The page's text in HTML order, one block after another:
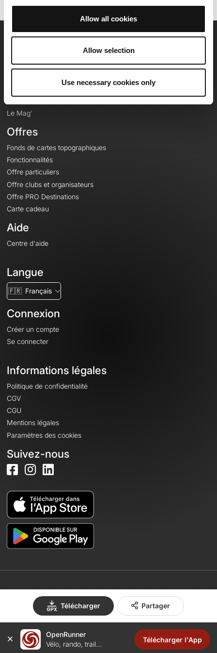
Allow all cookies
Allow selection
Use necessary cookies only
Télécharger Partager
Equipe
Le Mag'
Offres
Fonds de cartes topographiques
Fonctionnalités
Offre particuliers
Offre clubs et organisateurs
Offre PRO Destinations
Carte cadeau
Aide
Centre d'aide
Langue
🇫🇷 Français
Connexion
Créer un compte
Se connecter
Informations légales
Politique de confidentialité
CGV
CGU
Mentions légales
Paramètres des cookies
Suivez-nous
© 2026 OpenRunner - Version 7.31.3
Créez un compte
OpenRunner
Vélo, rando, trail...
Télécharger l'App